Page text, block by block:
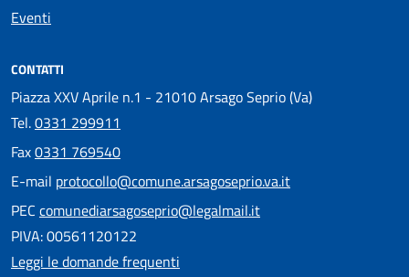
Eventi
CONTATTI
Piazza XXV Aprile n.1 - 21010 Arsago Seprio (Va)
Tel.0331 299911
Fax0331 769540
E-mail protocollo@comune.arsagoseprio.va.it
PEC comunediarsagoseprio@legalmail.it
PIVA: 00561120122
Leggi le domande frequenti